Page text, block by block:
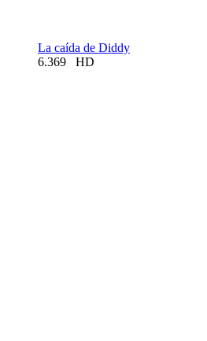
La caída de Diddy
6.369
HD